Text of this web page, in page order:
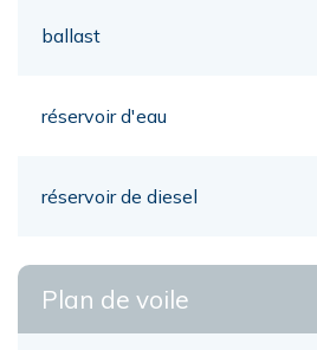
ballast
réservoir d'eau
réservoir de diesel
Plan de voile